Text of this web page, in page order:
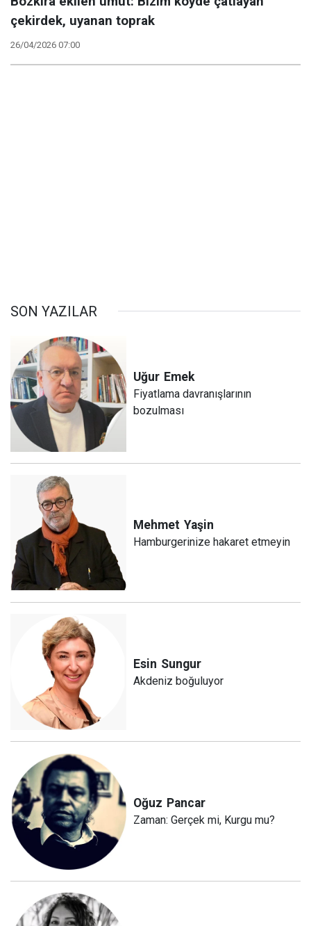
çekirdek, uyanan toprak
26/04/2026 07:00
SON YAZILAR
Uğur Emek
Fiyatlama davranışlarının
bozulması
Mehmet Yaşin
Hamburgerinize hakaret etmeyin
Esin Sungur
Akdeniz boğuluyor
Oğuz Pancar
Zaman: Gerçek mi, Kurgu mu?